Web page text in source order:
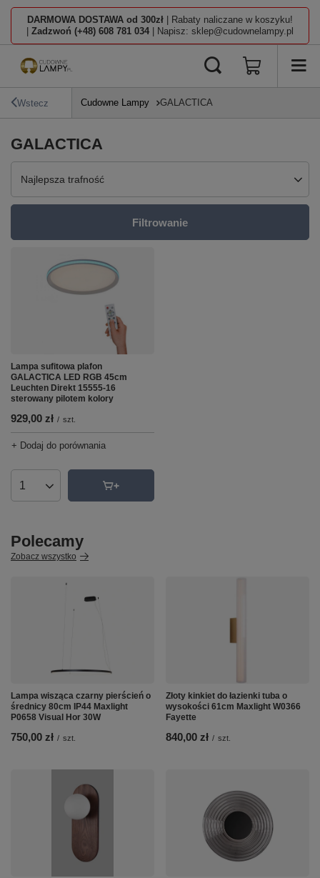
DARMOWA DOSTAWA od 300zł | Rabaty naliczane w koszyku!
Zadzwoń (+48) 608 781 034 | Napisz: sklep@cudownelampy.pl
Wstecz Cudowne Lampy GALACTICA
GALACTICA
Zmień sortowanie
Najlepsza trafność
Filtrowanie
Lampa sufitowa plafon
GALACTICA LED RGB 45cm
Leuchten Direkt 15555-16
sterowany pilotem kolory
929,00 zł / szt.
+ Dodaj do porównania
Ilość produktów
Polecamy
Zobacz wszystko
Lampa wisząca czarny pierścień o
średnicy 80cm IP44 Maxlight
P0658 Visual Hor 30W
750,00 zł / szt.
Złoty kinkiet do łazienki tuba o
wysokości 61cm Maxlight W0366
Fayette
840,00 zł / szt.